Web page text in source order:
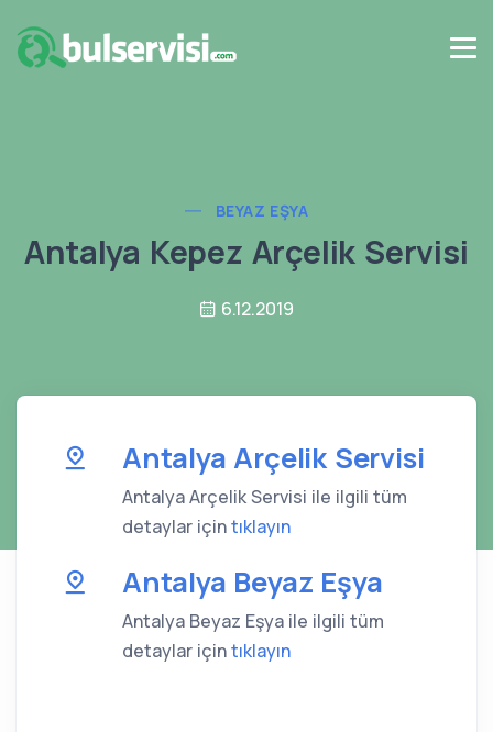
BEYAZ EŞYA
Antalya Kepez Arçelik Servisi
6.12.2019
Antalya Arçelik Servisi
Antalya Arçelik Servisi ile ilgili tüm
detaylar içintıklayın
Antalya Beyaz Eşya
Antalya Beyaz Eşya ile ilgili tüm
detaylar içintıklayın